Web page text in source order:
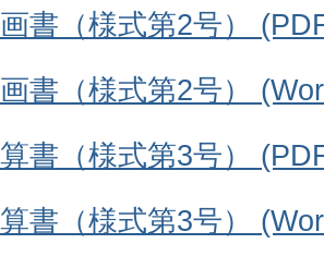
書（様式第2号）
書（様式第2号）
書（様式第3号）
書（様式第3号）